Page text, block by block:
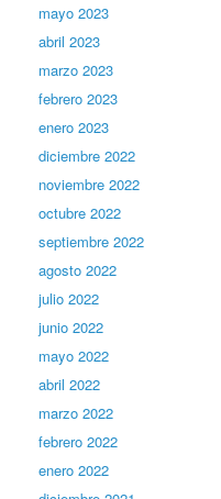
mayo 2023
abril 2023
marzo 2023
febrero 2023
enero 2023
diciembre 2022
noviembre 2022
octubre 2022
septiembre 2022
agosto 2022
julio 2022
junio 2022
mayo 2022
abril 2022
marzo 2022
febrero 2022
enero 2022